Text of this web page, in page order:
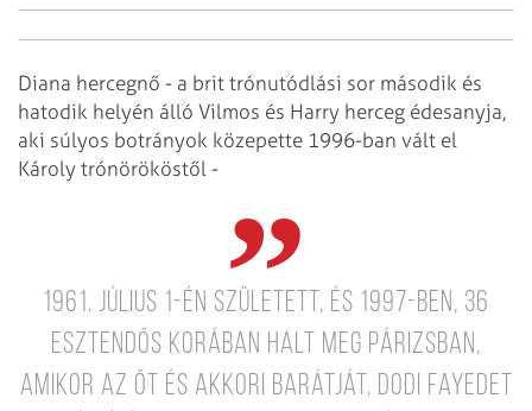
Diana hercegnő - a brit trónutódlási sor második és
hatodik helyén álló Vilmos és Harry herceg édesanyja,
aki súlyos botrányok közepette 1996-ban vált el
Károly trónörököstől -
1961. július 1-én született, és 1997-ben, 36
esztendős korában halt meg Párizsban,
amikor az őt és akkori barátját, Dodi Fayedet